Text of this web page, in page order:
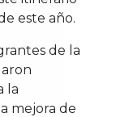
este año.
de la
la
mejora de